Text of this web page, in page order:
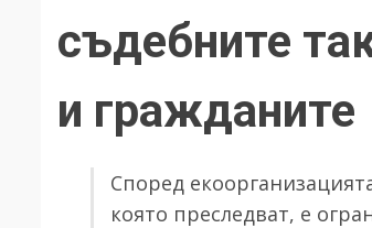
съдебните
и гражданите
Според
която преследват, е